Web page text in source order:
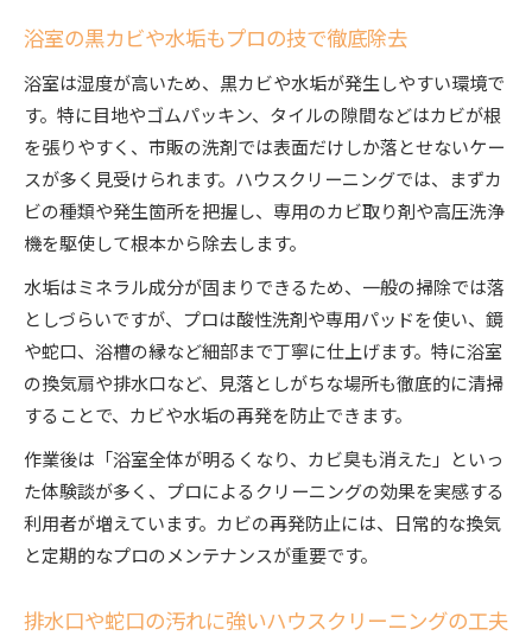
浴室の黒カビや水垢もプロの技で徹底除去
浴室は湿度が高いため、黒カビや水垢が発生しやすい環境で
す。特に目地やゴムパッキン、タイルの隙間などはカビが根
を張りやすく、市販の洗剤では表面だけしか落とせないケー
スが多く見受けられます。ハウスクリーニングでは、まずカ
ビの種類や発生箇所を把握し、専用のカビ取り剤や高圧洗浄
機を駆使して根本から除去します。
水垢はミネラル成分が固まりできるため、一般の掃除では落
としづらいですが、プロは酸性洗剤や専用パッドを使い、鏡
や蛇口、浴槽の縁など細部まで丁寧に仕上げます。特に浴室
の換気扇や排水口など、見落としがちな場所も徹底的に清掃
することで、カビや水垢の再発を防止できます。
作業後は「浴室全体が明るくなり、カビ臭も消えた」といっ
た体験談が多く、プロによるクリーニングの効果を実感する
利用者が増えています。カビの再発防止には、日常的な換気
と定期的なプロのメンテナンスが重要です。
排水口や蛇口の汚れに強いハウスクリーニングの工夫